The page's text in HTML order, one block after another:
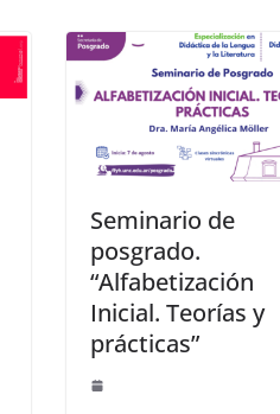
Seminario de
posgrado.
“Alfabetización
Inicial. Teorías y
prácticas”